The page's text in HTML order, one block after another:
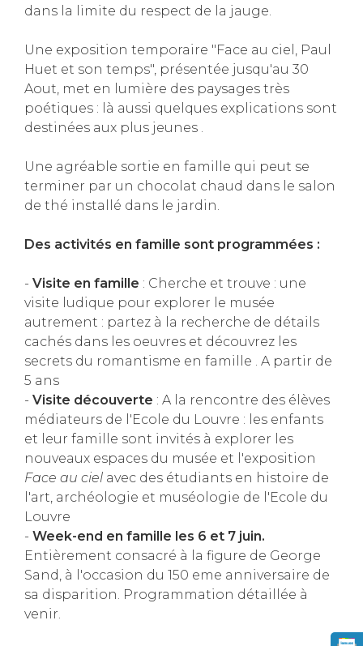
dans la limite du respect de la jauge.
Une exposition temporaire "Face au ciel, Paul
Huet et son temps", présentée jusqu'au 30
Aout, met en lumière des paysages très
poétiques : là aussi quelques explications sont
destinées aux plus jeunes .
Une agréable sortie en famille qui peut se
terminer par un chocolat chaud dans le salon
de thé installé dans le jardin.
Des activités en famille sont programmées :
- Visite en famille : Cherche et trouve : une
visite ludique pour explorer le musée
autrement : partez à la recherche de détails
cachés dans les oeuvres et découvrez les
secrets du romantisme en famille . A partir de
5 ans
- Visite découverte : A la rencontre des élèves
médiateurs de l'Ecole du Louvre : les enfants
et leur famille sont invités à explorer les
nouveaux espaces du musée et l'exposition
Face au ciel avec des étudiants en histoire de
l'art, archéologie et muséologie de l'Ecole du
Louvre
- Week-end en famille les 6 et 7 juin.
Entièrement consacré à la figure de George
Sand, à l'occasion du 150 eme anniversaire de
sa disparition. Programmation détaillée à
venir.